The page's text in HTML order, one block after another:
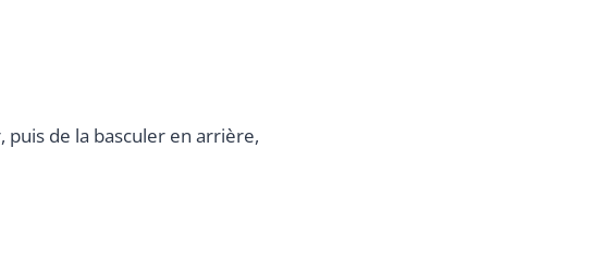
puis de la basculer en arrière,